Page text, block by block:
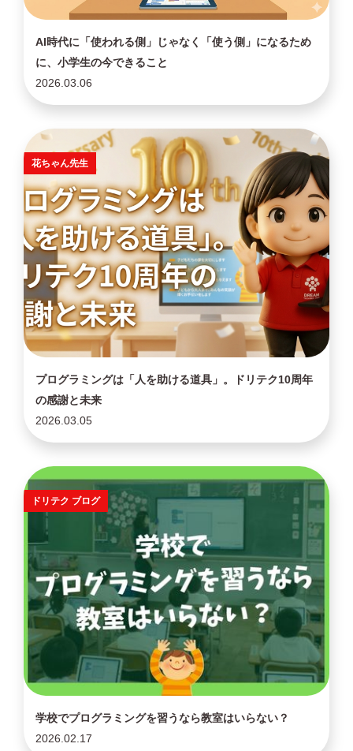
AI時代に「使われる側」じゃなく「使う側」になるため
に、小学生の今できること
2026.03.06
プログラミングは「人を助ける道具」。ドリテク10周年
の感謝と未来
2026.03.05
花ちゃん先生
学校でプログラミングを習うなら教室はいらない？
2026.02.17
ドリテク ブログ